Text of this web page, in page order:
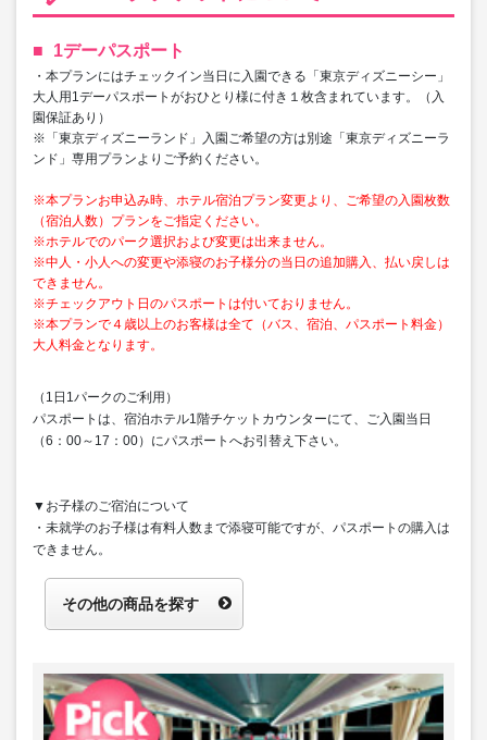
1デーパスポート
・本プランにはチェックイン当日に入園できる「東京ディズニーシー」
大人用1デーパスポートがおひとり様に付き１枚含まれています。（入
園保証あり）
※「東京ディズニーランド」入園ご希望の方は別途「東京ディズニーラ
ンド」専用プランよりご予約ください。
※本プランお申込み時、ホテル宿泊プラン変更より、ご希望の入園枚数
（宿泊人数）プランをご指定ください。
※ホテルでのパーク選択および変更は出来ません。
※中人・小人への変更や添寝のお子様分の当日の追加購入、払い戻しは
できません。
※チェックアウト日のパスポートは付いておりません。
※本プランで４歳以上のお客様は全て（バス、宿泊、パスポート料金）
大人料金となります。
（1日1パークのご利用）
パスポートは、宿泊ホテル1階チケットカウンターにて、ご入園当日
（6：00～17：00）にパスポートへお引替え下さい。
▼お子様のご宿泊について
・未就学のお子様は有料人数まで添寝可能ですが、パスポートの購入は
できません。
その他の商品を探す